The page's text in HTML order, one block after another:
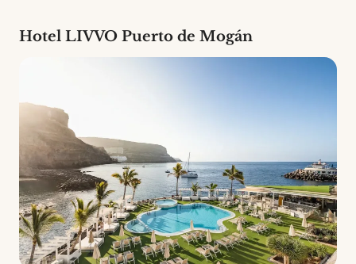
Hotel LIVVO Puerto de Mogán